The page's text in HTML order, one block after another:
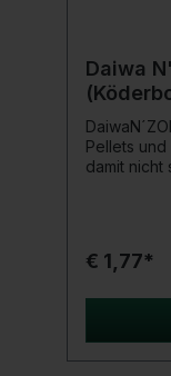
Daiwa
Pellets und
damit nicht
€ 1,77*